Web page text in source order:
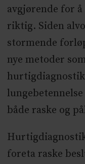
avgjørende for
riktig. Siden
stormende
nye metoder
både raske og
foreta raske